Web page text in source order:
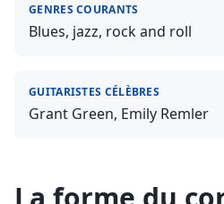
GENRES COURANTS
Blues, jazz, rock and roll
GUITARISTES CÉLÈBRES
Grant Green, Emily Remler